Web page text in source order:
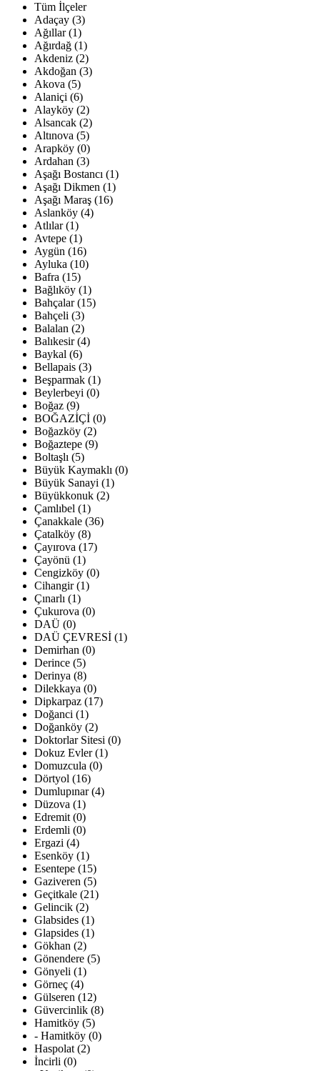
Tüm İlçeler
Adaçay (3)
Ağıllar (1)
Ağırdağ (1)
Akdeniz (2)
Akdoğan (3)
Akova (5)
Alaniçi (6)
Alayköy (2)
Alsancak (2)
Altınova (5)
Arapköy (0)
Ardahan (3)
Aşağı Bostancı (1)
Aşağı Dikmen (1)
Aşağı Maraş (16)
Aslanköy (4)
Atlılar (1)
Avtepe (1)
Aygün (16)
Ayluka (10)
Bafra (15)
Bağlıköy (1)
Bahçalar (15)
Bahçeli (3)
Balalan (2)
Balıkesir (4)
Baykal (6)
Bellapais (3)
Beşparmak (1)
Beylerbeyi (0)
Boğaz (9)
BOĞAZİÇİ (0)
Boğazköy (2)
Boğaztepe (9)
Boltaşlı (5)
Büyük Kaymaklı (0)
Büyük Sanayi (1)
Büyükkonuk (2)
Çamlıbel (1)
Çanakkale (36)
Çatalköy (8)
Çayırova (17)
Çayönü (1)
Cengizköy (0)
Cihangir (1)
Çınarlı (1)
Çukurova (0)
DAÜ (0)
DAÜ ÇEVRESİ (1)
Demirhan (0)
Derince (5)
Derinya (8)
Dilekkaya (0)
Dipkarpaz (17)
Doğanci (1)
Doğanköy (2)
Doktorlar Sitesi (0)
Dokuz Evler (1)
Domuzcula (0)
Dörtyol (16)
Dumlupınar (4)
Düzova (1)
Edremit (0)
Erdemli (0)
Ergazi (4)
Esenköy (1)
Esentepe (15)
Gaziveren (5)
Geçitkale (21)
Gelincik (2)
Glabsides (1)
Glapsides (1)
Gökhan (2)
Gönendere (5)
Gönyeli (1)
Görneç (4)
Gülseren (12)
Güvercinlik (8)
Hamitköy (5)
- Hamitköy (0)
Haspolat (2)
İncirli (0)